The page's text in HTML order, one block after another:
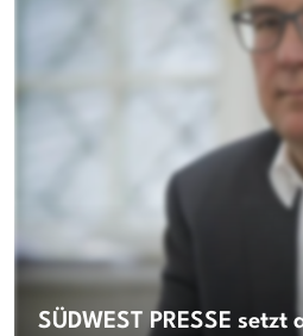
SÜDWEST PRESSE setzt